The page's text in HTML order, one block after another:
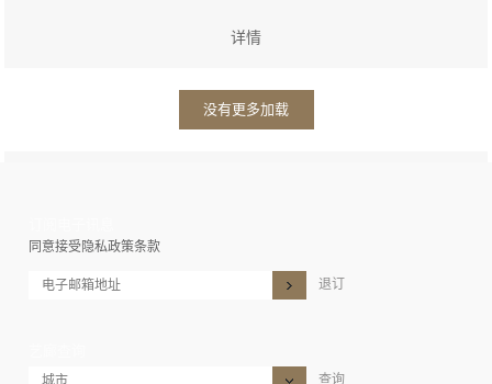
详情
没有更多加载
同意接受隐私政策条款
退订
查询